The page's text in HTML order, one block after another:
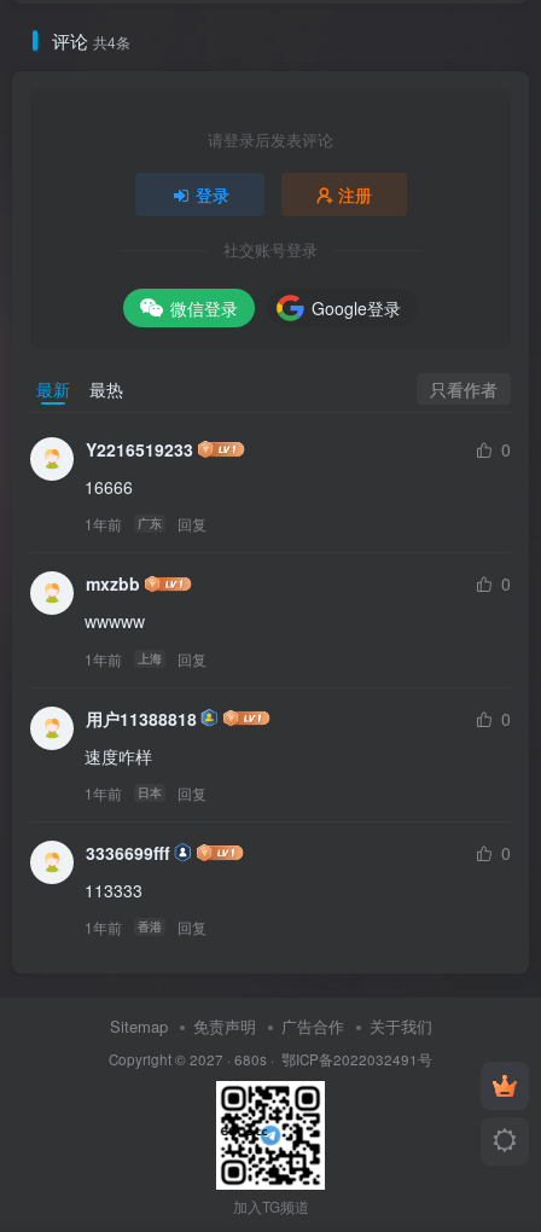
评论 共4条
请登录后发表评论
登录 注册
社交账号登录
微信登录 Google登录
最新 最热 只看作者
Y2216519233
0
16666
1年前 广东 回复
mxzbb
0
wwwww
1年前 上海 回复
用户11388818
0
速度咋样
1年前 日本 回复
3336699fff
0
113333
1年前 香港 回复
Sitemap 免责声明 广告合作 关于我们
Copyright © 2027 · 680s · 鄂ICP备2022032491号
加入TG频道